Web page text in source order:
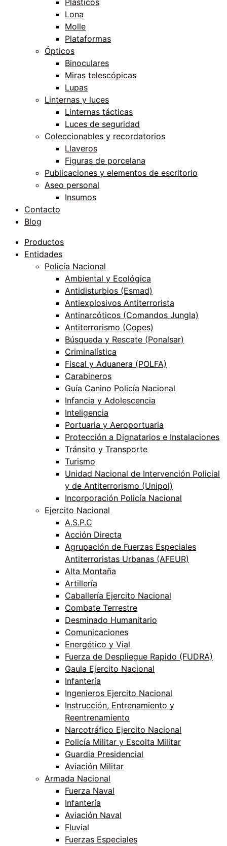
Plásticos
Lona
Molle
Plataformas
Ópticos
Binoculares
Miras telescópicas
Lupas
Linternas y luces
Linternas tácticas
Luces de seguridad
Coleccionables y recordatorios
Llaveros
Figuras de porcelana
Publicaciones y elementos de escritorio
Aseo personal
Insumos
Contacto
Blog
Productos
Entidades
Policía Nacional
Ambiental y Ecológica
Antidisturbios (Esmad)
Antiexplosivos Antiterrorista
Antinarcóticos (Comandos Jungla)
Antiterrorismo (Copes)
Búsqueda y Rescate (Ponalsar)
Criminalística
Fiscal y Aduanera (POLFA)
Carabineros
Guía Canino Policía Nacional
Infancia y Adolescencia
Inteligencia
Portuaria y Aeroportuaria
Protección a Dignatarios e Instalaciones
Tránsito y Transporte
Turismo
Unidad Nacional de Intervención Policial
y de Antiterrorismo (Unipol)
Incorporación Policía Nacional
Ejercito Nacional
A.S.P.C
Acción Directa
Agrupación de Fuerzas Especiales
Antiterroristas Urbanas (AFEUR)
Alta Montaña
Artillería
Caballería Ejercito Nacional
Combate Terrestre
Desminado Humanitario
Comunicaciones
Energético y Vial
Fuerza de Despliegue Rapido (FUDRA)
Gaula Ejercito Nacional
Infantería
Ingenieros Ejercito Nacional
Instrucción, Entrenamiento y
Reentrenamiento
Narcotráfico Ejercito Nacional
Policía Militar y Escolta Militar
Guardia Presidencial
Aviación Militar
Armada Nacional
Fuerza Naval
Infantería
Aviación Naval
Fluvial
Fuerzas Especiales